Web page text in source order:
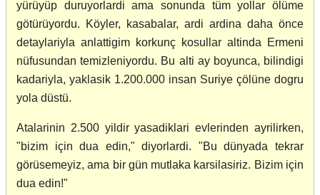
yürüyüp duruyorlardi ama sonunda tüm yollar ölüme
götürüyordu. Köyler, kasabalar, ardi ardina daha önce
detaylariyla anlattigim korkunç kosullar altinda Ermeni
nüfusundan temizleniyordu. Bu alti ay boyunca, bilindigi
kadariyla, yaklasik 1.200.000 insan Suriye çölüne dogru
yola düstü.
Atalarinin 2.500 yildir yasadiklari evlerinden ayrilirken,
"bizim için dua edin," diyorlardi. "Bu dünyada tekrar
görüsemeyiz, ama bir gün mutlaka karsilasiriz. Bizim için
dua edin!"